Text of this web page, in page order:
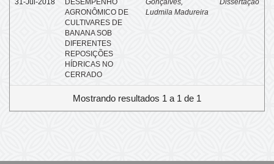
AGRONÔMICO DE
CULTIVARES DE
BANANA SOB
DIFERENTES
REPOSIÇÕES
HÍDRICAS NO
CERRADO
Ludmila Madureira
Mostrando resultados 1 a 1 de 1